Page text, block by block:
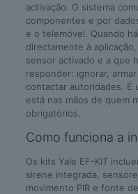
activação. O sistema
componentes e por
e o telemóvel. Quando
directamente à
sensor activado e a que
responder: ignorar,
contactar autoridades. É
está nas mãos de quem
obrigatórios.
Como funciona a
Os kits Yale EF-KIT
sirene integrada,
movimento PIR e fonte